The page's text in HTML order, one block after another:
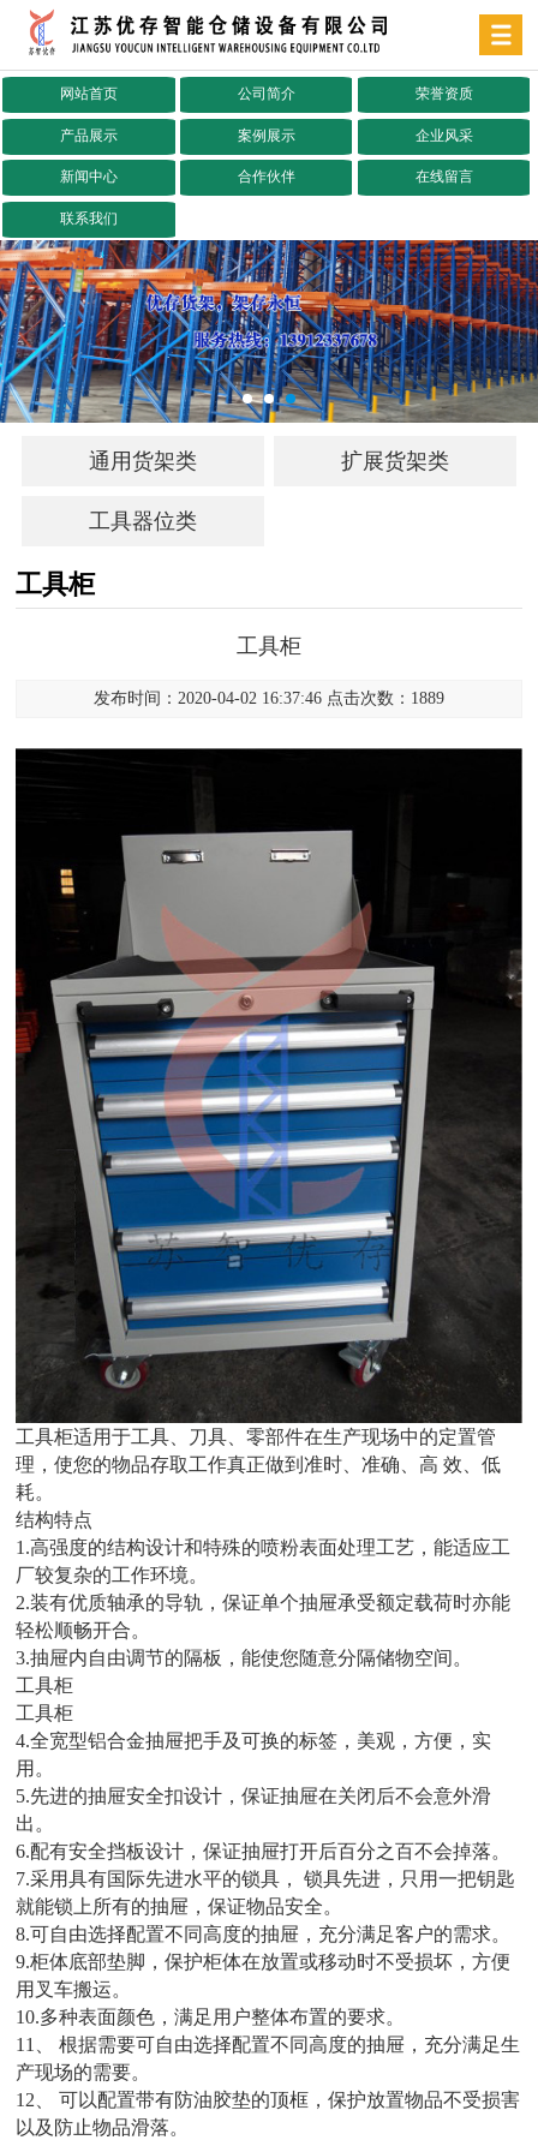
网站首页 公司简介 荣誉资质
产品展示 案例展示 企业风采
新闻中心 合作伙伴 在线留言
联系我们
通用货架类 扩展货架类
工具器位类
工具柜
工具柜
发布时间：2020-04-02 16:37:46 点击次数：1889
工具柜适用于工具、刀具、零部件在生产现场中的定置管
理，使您的物品存取工作真正做到准时、准确、高 效、低
耗。
结构特点
1.高强度的结构设计和特殊的喷粉表面处理工艺，能适应工
厂较复杂的工作环境。
2.装有优质轴承的导轨，保证单个抽屉承受额定载荷时亦能
轻松顺畅开合。
3.抽屉内自由调节的隔板，能使您随意分隔储物空间。
工具柜
工具柜
4.全宽型铝合金抽屉把手及可换的标签，美观，方便，实
用。
5.先进的抽屉安全扣设计，保证抽屉在关闭后不会意外滑
出。
6.配有安全挡板设计，保证抽屉打开后百分之百不会掉落。
7.采用具有国际先进水平的锁具， 锁具先进，只用一把钥匙
就能锁上所有的抽屉，保证物品安全。
8.可自由选择配置不同高度的抽屉，充分满足客户的需求。
9.柜体底部垫脚，保护柜体在放置或移动时不受损坏，方便
用叉车搬运。
10.多种表面颜色，满足用户整体布置的要求。
11、 根据需要可自由选择配置不同高度的抽屉，充分满足生
产现场的需要。
12、 可以配置带有防油胶垫的顶框，保护放置物品不受损害
以及防止物品滑落。